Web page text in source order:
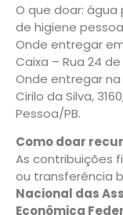
O que doar:
de higiene
Onde entregar
Caixa – Rua 24 de
Onde entregar
Cirilo da Silva,
Pessoa/PB.
Como doar
As contribuições
ou transferência
Nacional das
Econômica